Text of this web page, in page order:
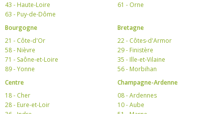
43 - Haute-Loire
63 - Puy-de-Dôme
61 - Orne
Bourgogne
21 - Côte-d'Or
58 - Nièvre
71 - Saône-et-Loire
89 - Yonne
Bretagne
22 - Côtes-d'Armor
29 - Finistère
35 - Ille-et-Vilaine
56 - Morbihan
Centre
18 - Cher
28 - Eure-et-Loir
Champagne-Ardenne
08 - Ardennes
10 - Aube